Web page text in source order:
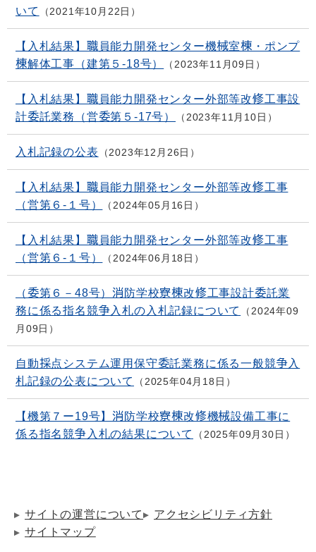
いて
2021年10月22日
【入札結果】職員能力開発センター機械室棟・ポンプ
棟解体工事（建第５-18号）
2023年11月09日
【入札結果】職員能力開発センター外部等改修工事設
計委託業務（営委第５-17号）
2023年11月10日
入札記録の公表 2023年12月26日
【入札結果】職員能力開発センター外部等改修工事
（営第６-１号）
2024年05月16日
【入札結果】職員能力開発センター外部等改修工事
（営第６-１号）
2024年06月18日
（委第６－48号）消防学校寮棟改修工事設計委託業
務に係る指名競争入札の入札記録について
2024年09
月09日
自動採点システム運用保守委託業務に係る一般競争入
札記録の公表について
2025年04月18日
【機第７ー19号】消防学校寮棟改修機械設備工事に
係る指名競争入札の結果について
2025年09月30日
サイトの運営について
アクセシビリティ方針
サイトマップ